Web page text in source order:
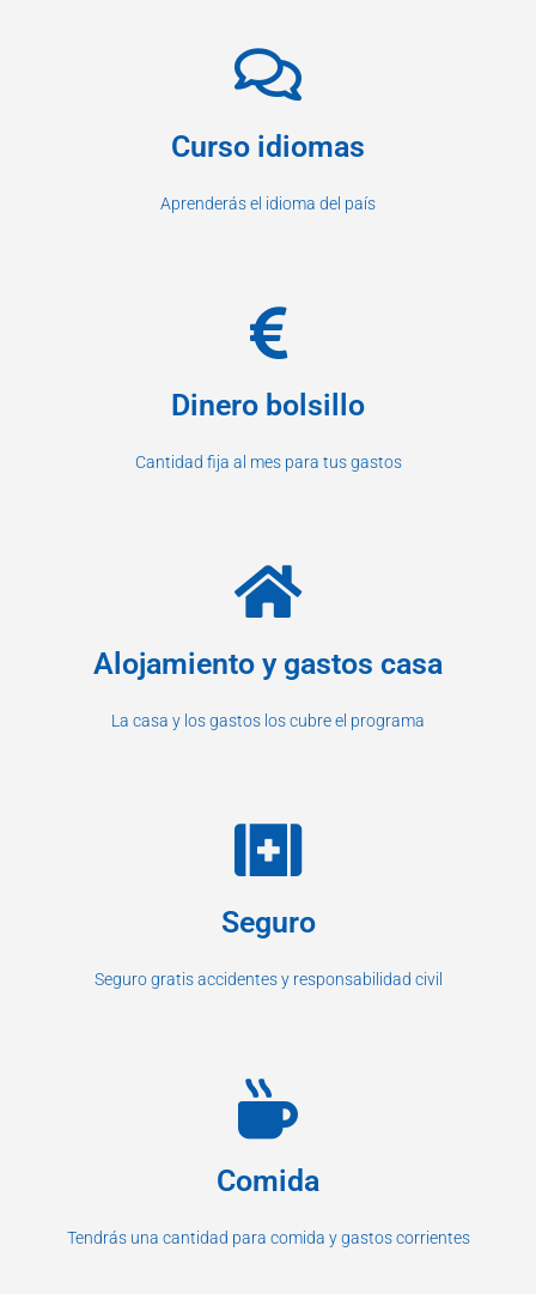
Curso idiomas
Aprenderás el idioma del país
Dinero bolsillo
Cantidad fija al mes para tus gastos
Alojamiento y gastos casa
La casa y los gastos los cubre el programa
Seguro
Seguro gratis accidentes y responsabilidad civil
Comida
Tendrás una cantidad para comida y gastos corrientes